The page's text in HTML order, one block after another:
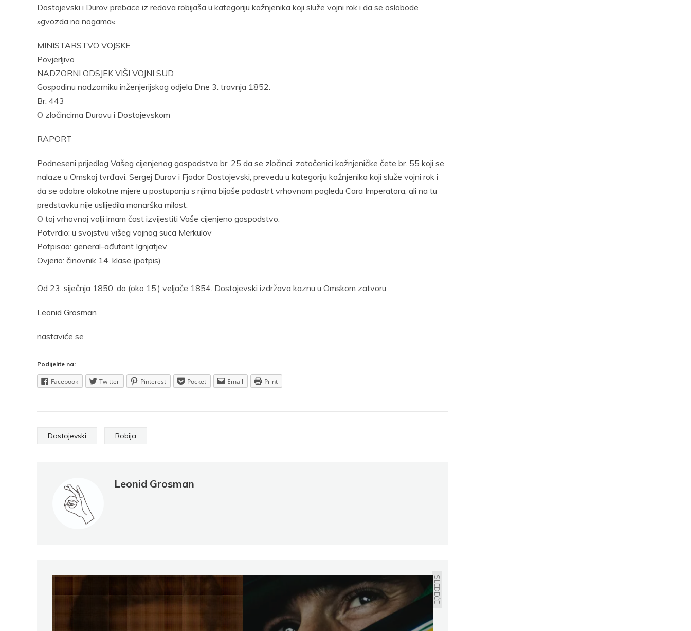
Dostojevski i Durov prebace iz redova robijaša u kategoriju kažnjenika koji služe vojni rok i da se oslobode
»gvozda na nogama«.
MINISTARSTVO VOJSKE
Povjerljivo
NADZORNI ODSJEK VIŠI VOJNI SUD
Gospodinu nadzorniku inženjerijskog odjela Dne 3. travnja 1852.
Br. 443
О zločincima Durovu i Dostojevskom
RAPORT
Podneseni prijedlog Vašeg cijenjenog gospodstva br. 25 da se zločinci, zatočenici kažnjeničke čete br. 55 koji se
nalaze u Omskoj tvrđavi, Sergej Durov i Fjodor Dostojevski, prevedu u kategoriju kažnjenika koji služe vojni rok i
da se odobre olakotne mjere u postupanju s njima bijaše podastrt vrhovnom pogledu Cara Imperatora, ali na tu
predstavku nije uslijedila monarška milost.
О toj vrhovnoj volji imam čast izvijestiti Vaše cijenjeno gospodstvo.
Potvrdio: u svojstvu višeg vojnog suca Merkulov
Potpisao: general-ađutant Ignjatjev
Ovjerio: činovnik 14. klase (potpis)
Od 23. siječnja 1850. do (oko 15.) veljače 1854. Dostojevski izdržava kaznu u Omskom zatvoru.
Leonid Grosman
nastaviće se
Podijelite na:
Facebook Twitter Pinterest Pocket Email Print
Dostojevski Robija
Leonid Grosman
SLEDEĆE